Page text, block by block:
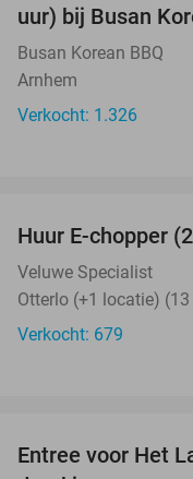
uur) bij Busan
Busan Korean BBQ
Arnhem
Verkocht: 1.326
Huur E-chopper
Veluwe Specialist
Otterlo (+1 locatie)
Verkocht: 679
Entree voor Het